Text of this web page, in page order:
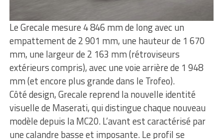
Le Grecale mesure 4 846 mm de long avec un
empattement de 2 901 mm, une hauteur de 1 670
mm, une largeur de 2 163 mm (rétroviseurs
extérieurs compris), avec une voie arrière de 1 948
mm (et encore plus grande dans le Trofeo).
Côté design, Grecale reprend la nouvelle identité
visuelle de Maserati, qui distingue chaque nouveau
modèle depuis la MC20. L’avant est caractérisé par
une calandre basse et imposante. Le profil se